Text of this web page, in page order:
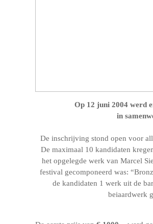
Op 12 juni 2004 werd
in
De inschrijving stond open voor
De maximaal 10 kandidaten
het opgelegde werk van Marcel
festival gecomponeerd was:
de kandidaten 1 werk uit de
beiaardwerk